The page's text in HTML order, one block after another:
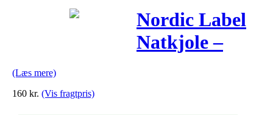
Nordic Label
Natkjole –
(Læs mere)
160 kr. (Vis fragtpris)